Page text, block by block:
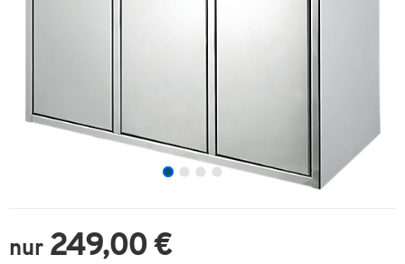
nur 249,00 €